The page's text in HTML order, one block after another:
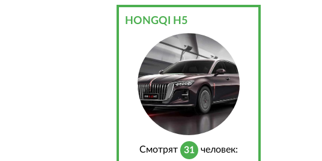
HONGQI H5
Cмотрят 31
человек: